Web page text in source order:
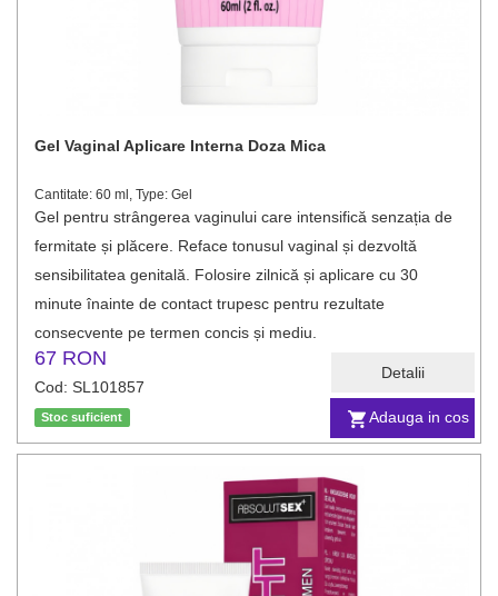
Adauga in cos
Detalii
Gel Vaginal Aplicare Interna Doza Mica
Cantitate: 60 ml, Type: Gel
Gel pentru strângerea vaginului care intensifică senzația de
fermitate și plăcere. Reface tonusul vaginal și dezvoltă
sensibilitatea genitală. Folosire zilnică și aplicare cu 30
minute înainte de contact trupesc pentru rezultate
consecvente pe termen concis și mediu.
67 RON
Cod: SL101857
Stoc suficient